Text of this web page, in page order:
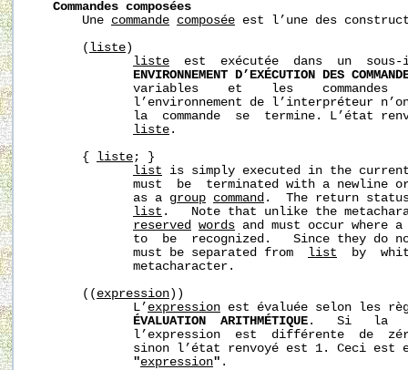
Commandes composées
       Une
commande composée est l’une des
       (
liste )
liste
est  exécutée  dans  un
ENVIRONNEMENT D’EXÉCUTION DES
variables    et    les    commandes
l’environnement de l’interpréteur
la  commande  se  termine. L’état
liste .
       {
liste ; }
list is simply executed in the
must  be  terminated with a newline
              as a
group command .  The return
list .   Note that unlike the
reserved
words and must occur where
to  be  recognized.   Since they do
              must be separated from
list
by
              metacharacter.
       ((
expression ))
              L’
expression est évaluée selon les
ÉVALUATION  ARITHMÉTIQUE .   Si   la
l’expression  est  différente  de
sinon l’état renvoyé est 1. Ceci est
"expression" .